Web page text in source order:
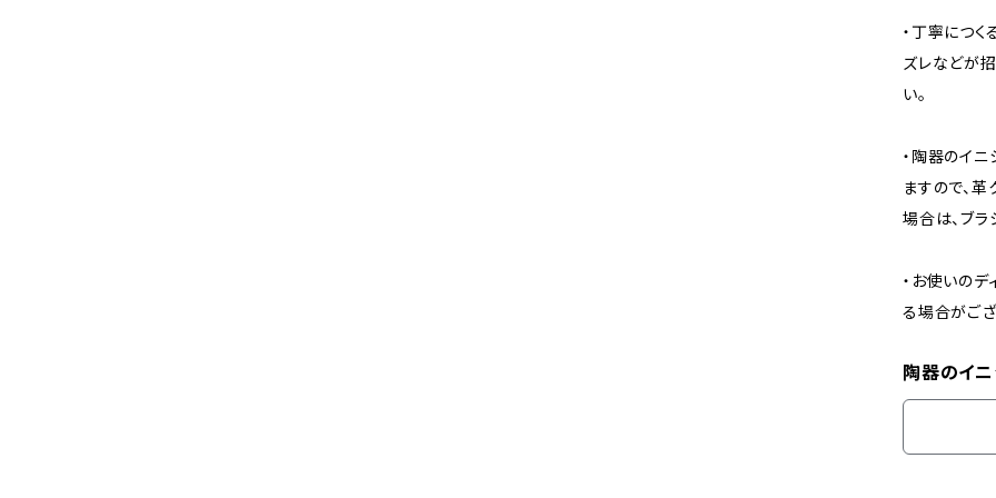
・丁寧につ
ズレなどが
い。
・陶器のイ
ますので、
場合は、ブラ
・お使いのデ
る場合がござ
陶器のイ